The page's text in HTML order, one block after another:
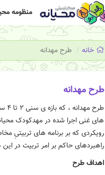
منظومه
خانه طرح مهدانه
طرح مهدانه
های غنی اجرا شده در مهدکودک
رویکردی که بر برنامه های تربیتیِ
راهبردهای حاکم بر امر تربیت در
اهداف طرح